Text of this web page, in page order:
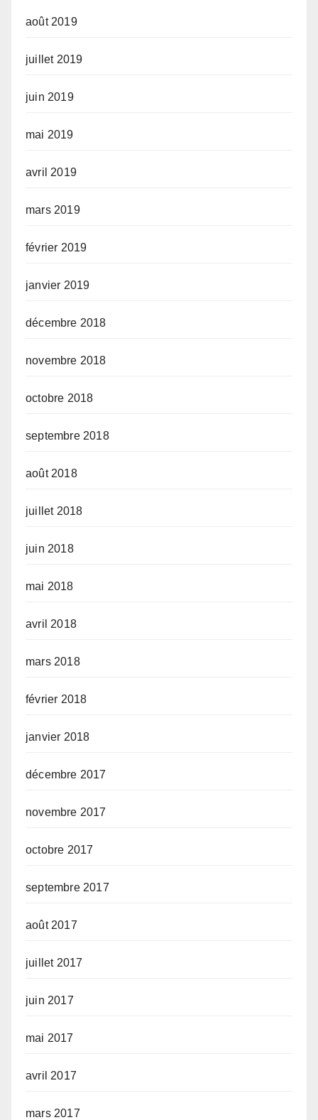
août 2019
juillet 2019
juin 2019
mai 2019
avril 2019
mars 2019
février 2019
janvier 2019
décembre 2018
novembre 2018
octobre 2018
septembre 2018
août 2018
juillet 2018
juin 2018
mai 2018
avril 2018
mars 2018
février 2018
janvier 2018
décembre 2017
novembre 2017
octobre 2017
septembre 2017
août 2017
juillet 2017
juin 2017
mai 2017
avril 2017
mars 2017